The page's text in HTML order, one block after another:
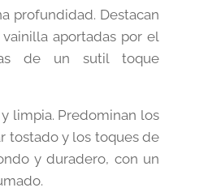
profundidad. Destacan
aportadas por el
de un sutil toque
limpia. Predominan los
tostado y los toques de
y duradero, con un